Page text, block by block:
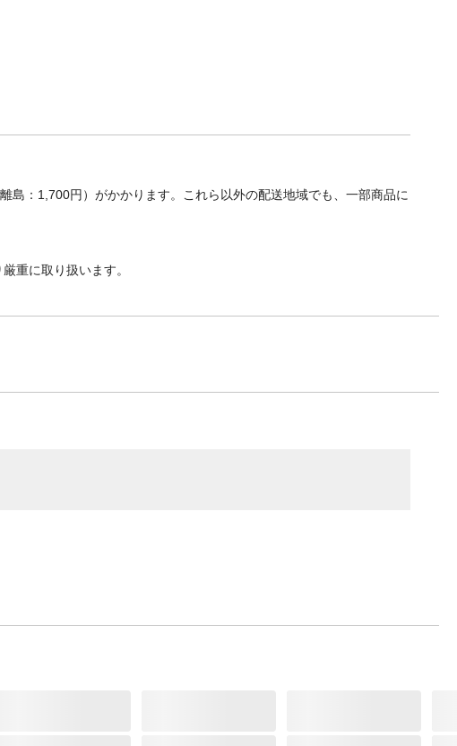
：1,700円）がかかります。これら以外の配送地域でも、一部商品に
重に取り扱います。